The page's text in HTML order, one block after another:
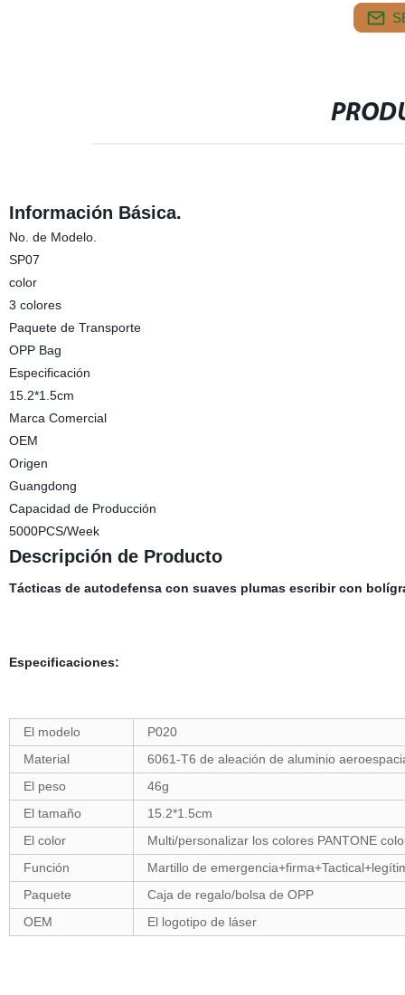
Información Básica.
No. de Modelo.
SP07
color
3 colores
Paquete de Transporte
OPP Bag
Especificación
15.2*1.5cm
Marca Comercial
OEM
Origen
Guangdong
Capacidad de Producción
5000PCS/Week
Descripción de Producto
Tácticas de autodefensa con suaves plumas escribir con
Especificaciones:
El modelo
P020
Material
6061-T6 de aleación de aluminio
El peso
46g
El tamaño
15.2*1.5cm
El color
Multi/personalizar los colores PANTONE
Función
Martillo de
Paquete
Caja de regalo/bolsa de OPP
OEM
El logotipo de láser